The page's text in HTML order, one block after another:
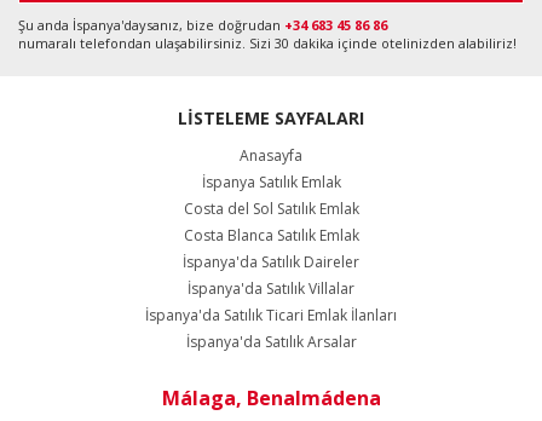
Şu anda İspanya'daysanız, bize doğrudan +34 683 45 86 86
numaralı telefondan ulaşabilirsiniz. Sizi 30 dakika içinde otelinizden alabiliriz!
LİSTELEME SAYFALARI
Anasayfa
İspanya Satılık Emlak
Costa del Sol Satılık Emlak
Costa Blanca Satılık Emlak
İspanya'da Satılık Daireler
İspanya'da Satılık Villalar
İspanya'da Satılık Ticari Emlak İlanları
İspanya'da Satılık Arsalar
Málaga, Benalmádena